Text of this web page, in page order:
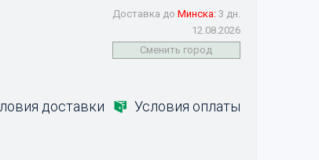
Доставка до Минска:3 дн.
12.08.2026
Сменить город
доставки Условия оплаты